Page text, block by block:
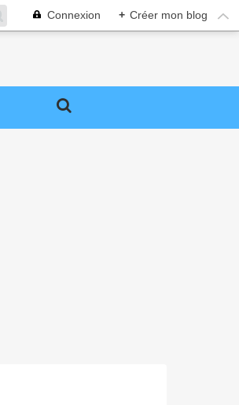
Connexion + Créer mon blog